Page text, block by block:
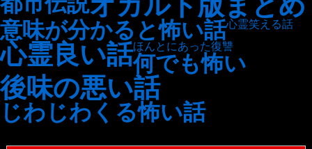
意味が分かると怖い話心霊笑える話
心霊良い話ほんとにあった復讐
何でも怖い
後味の悪い話
じわじわくる怖い話